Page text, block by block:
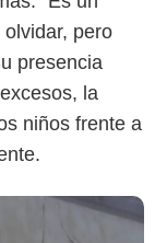
pero
presencia
la
niños frente a